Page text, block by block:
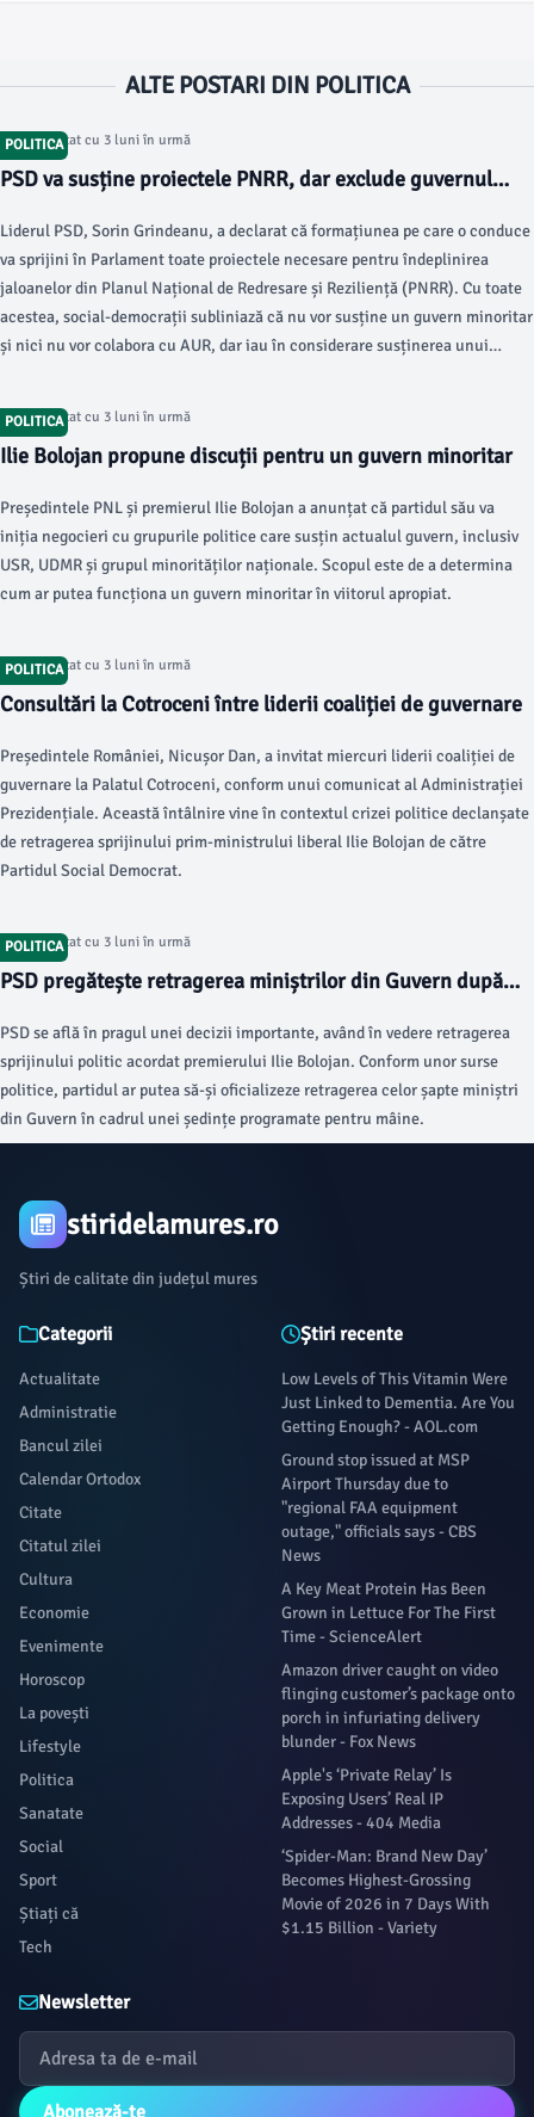
ALTE POSTARI DIN POLITICA
POLITICA
Articol postat cu 3 luni în urmă
PSD va susține proiectele PNRR, dar exclude guvernul
Liderul PSD, Sorin Grindeanu, a declarat că formațiunea pe care o conduce
va sprijini în Parlament toate proiectele necesare pentru îndeplinirea
jaloanelor din Planul Național de Redresare și Reziliență (PNRR). Cu toate
acestea, social-democrații subliniază că nu vor susține un guvern minoritar
și nici nu vor colabora cu AUR, dar iau în considerare susținerea unui
POLITICA
Articol postat cu 3 luni în urmă
Ilie Bolojan propune discuții pentru un guvern minoritar
Președintele PNL și premierul Ilie Bolojan a anunțat că partidul său va
iniția negocieri cu grupurile politice care susțin actualul guvern, inclusiv
USR, UDMR și grupul minorităților naționale. Scopul este de a determina
cum ar putea funcționa un guvern minoritar în viitorul apropiat.
POLITICA
Articol postat cu 3 luni în urmă
Consultări la Cotroceni între liderii coaliției de guvernare
Președintele României, Nicușor Dan, a invitat miercuri liderii coaliției de
guvernare la Palatul Cotroceni, conform unui comunicat al Administrației
Prezidențiale. Această întâlnire vine în contextul crizei politice declanșate
de retragerea sprijinului prim-ministrului liberal Ilie Bolojan de către
Partidul Social Democrat.
POLITICA
Articol postat cu 3 luni în urmă
PSD pregătește retragerea miniștrilor din Guvern după
PSD se află în pragul unei decizii importante, având în vedere retragerea
sprijinului politic acordat premierului Ilie Bolojan. Conform unor surse
politice, partidul ar putea să-și oficializeze retragerea celor șapte miniștri
din Guvern în cadrul unei ședințe programate pentru mâine.
stiridelamures.ro
Știri de calitate din județul mures
Categorii
Actualitate
Administratie
Bancul zilei
Calendar Ortodox
Citate
Citatul zilei
Cultura
Economie
Evenimente
Horoscop
La povești
Lifestyle
Politica
Sanatate
Social
Sport
Știați că
Tech
Știri recente
Low Levels of This Vitamin Were
Just Linked to Dementia. Are You
Getting Enough? - AOL.com
Ground stop issued at MSP
Airport Thursday due to
"regional FAA equipment
outage," officials says - CBS
News
A Key Meat Protein Has Been
Grown in Lettuce For The First
Time - ScienceAlert
Amazon driver caught on video
flinging customer’s package onto
porch in infuriating delivery
blunder - Fox News
Apple's ‘Private Relay’ Is
Exposing Users’ Real IP
Addresses - 404 Media
‘Spider-Man: Brand New Day’
Becomes Highest-Grossing
Movie of 2026 in 7 Days With
$1.15 Billion - Variety
Newsletter
Abonează-te